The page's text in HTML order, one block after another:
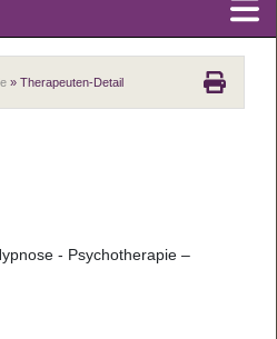
» Therapeuten-Detail
- Psychotherapie –